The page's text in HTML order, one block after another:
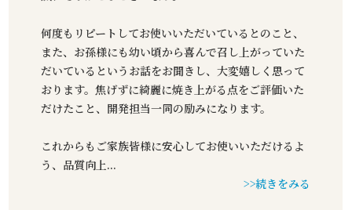
何度もリピートしてお使いいただいているとのこと、
また、お孫様にも幼い頃から喜んで召し上がっていた
だいているというお話をお聞きし、大変嬉しく思って
おります。焦げずに綺麗に焼き上がる点をご評価いた
だけたこと、開発担当一同の励みになります。
これからもご家族皆様に安心してお使いいただけるよ
う、品質向上...
>>続きをみる